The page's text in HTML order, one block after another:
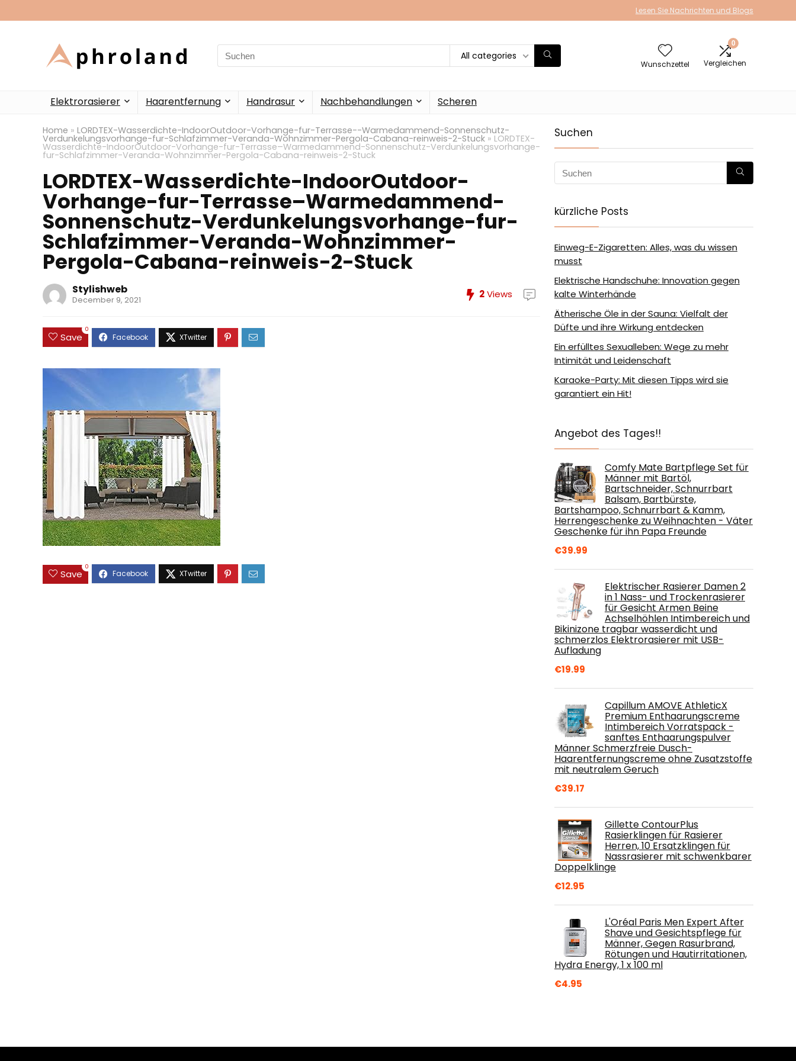
Lesen Sie Nachrichten und Blogs
Search
for:
All categories
Wunschzettel
0
Vergleichen
Elektrorasierer Haarentfernung Handrasur Nachbehandlungen Scheren
Home » LORDTEX-Wasserdichte-IndoorOutdoor-Vorhange-fur-Terrasse--Warmedammend-Sonnenschutz-
Verdunkelungsvorhange-fur-Schlafzimmer-Veranda-Wohnzimmer-Pergola-Cabana-reinweis-2-Stuck » LORDTEX-
Wasserdichte-IndoorOutdoor-Vorhange-fur-Terrasse–Warmedammend-Sonnenschutz-Verdunkelungsvorhange-
fur-Schlafzimmer-Veranda-Wohnzimmer-Pergola-Cabana-reinweis-2-Stuck
LORDTEX-Wasserdichte-IndoorOutdoor-
Vorhange-fur-Terrasse–Warmedammend-
Sonnenschutz-Verdunkelungsvorhange-fur-
Schlafzimmer-Veranda-Wohnzimmer-
Pergola-Cabana-reinweis-2-Stuck
Stylishweb
December 9, 2021 2Views
Save
0
Save
0
Suchen
kürzliche Posts
Einweg-E-Zigaretten: Alles, was du wissen
musst
Elektrische Handschuhe: Innovation gegen
kalte Winterhände
Ätherische Öle in der Sauna: Vielfalt der
Düfte und ihre Wirkung entdecken
Ein erfülltes Sexualleben: Wege zu mehr
Intimität und Leidenschaft
Karaoke-Party: Mit diesen Tipps wird sie
garantiert ein Hit!
Angebot des Tages!!
Comfy Mate Bartpflege Set für
Männer mit Bartöl,
Bartschneider, Schnurrbart
Balsam, Bartbürste,
Bartshampoo, Schnurrbart & Kamm,
Herrengeschenke zu Weihnachten - Väter
Geschenke für ihn Papa Freunde
€39.99
Elektrischer Rasierer Damen 2
in 1 Nass- und Trockenrasierer
für Gesicht Armen Beine
Achselhöhlen Intimbereich und
Bikinizone tragbar wasserdicht und
schmerzlos Elektrorasierer mit USB-
Aufladung
€19.99
Capillum AMOVE AthleticX
Premium Enthaarungscreme
Intimbereich Vorratspack -
sanftes Enthaarungspulver
Männer Schmerzfreie Dusch-
Haarentfernungscreme ohne Zusatzstoffe
mit neutralem Geruch
€39.17
Gillette ContourPlus
Rasierklingen für Rasierer
Herren, 10 Ersatzklingen für
Nassrasierer mit schwenkbarer
Doppelklinge
€12.95
L'Oréal Paris Men Expert After
Shave und Gesichtspflege für
Männer, Gegen Rasurbrand,
Rötungen und Hautirritationen,
Hydra Energy, 1 x 100 ml
€4.95